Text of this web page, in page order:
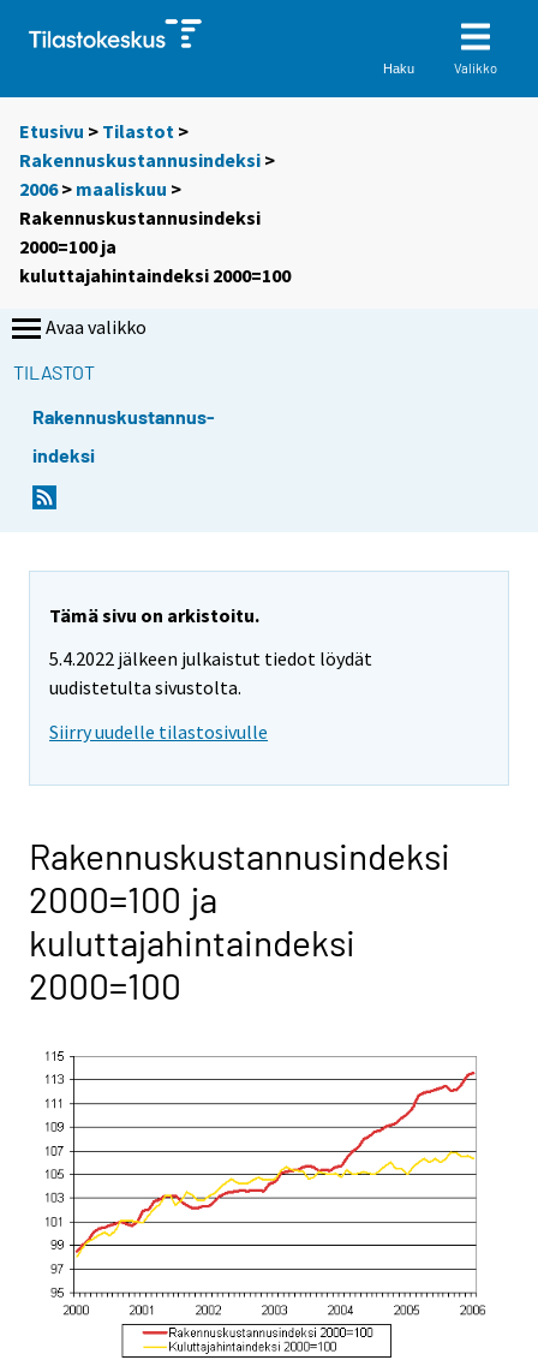
Haku Valikko
Etusivu > Tilastot >
Rakennuskustannusindeksi >
2006> maaliskuu >
Rakennuskustannusindeksi
2000=100 ja
kuluttajahintaindeksi 2000=100
Avaa valikko
TILASTOT
Rakennuskustannus-
indeksi
Tämä sivu on arkistoitu.
5.4.2022 jälkeen julkaistut tiedot löydät
uudistetulta sivustolta.
Siirry uudelle tilastosivulle
Rakennuskustannusindeksi
2000=100 ja
kuluttajahintaindeksi
2000=100